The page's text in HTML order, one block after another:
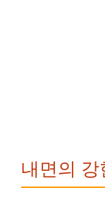
내면의 강